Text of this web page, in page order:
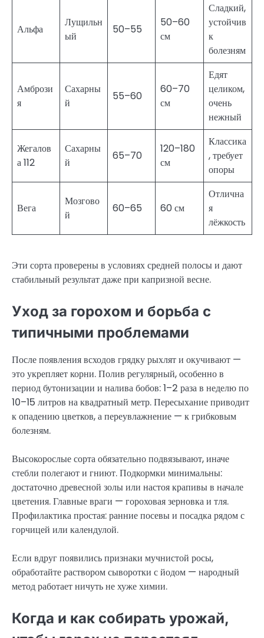
Альфа
Лущильн
ый
50–55
50–60
см
Сладкий,
устойчив
к
болезням
Амбрози
я
Сахарны
й
55–60
60–70
см
Едят
целиком,
очень
нежный
Жегалов
а 112
Сахарны
й
65–70
120–180
см
Классика
, требует
опоры
Вега
Мозгово
й
60–65 60 см
Отлична
я
лёжкость
Эти сорта проверены в условиях средней полосы и дают
стабильный результат даже при капризной весне.
Уход за горохом и борьба с
типичными проблемами
После появления всходов грядку рыхлят и окучивают —
это укрепляет корни. Полив регулярный, особенно в
период бутонизации и налива бобов: 1–2 раза в неделю по
10–15 литров на квадратный метр. Пересыхание приводит
к опадению цветков, а переувлажнение — к грибковым
болезням.
Высокорослые сорта обязательно подвязывают, иначе
стебли полегают и гниют. Подкормки минимальны:
достаточно древесной золы или настоя крапивы в начале
цветения. Главные враги — гороховая зерновка и тля.
Профилактика простая: ранние посевы и посадка рядом с
горчицей или календулой.
Если вдруг появились признаки мучнистой росы,
обработайте раствором сыворотки с йодом — народный
метод работает ничуть не хуже химии.
Когда и как собирать урожай,